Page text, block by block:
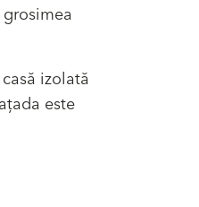
izolată
este